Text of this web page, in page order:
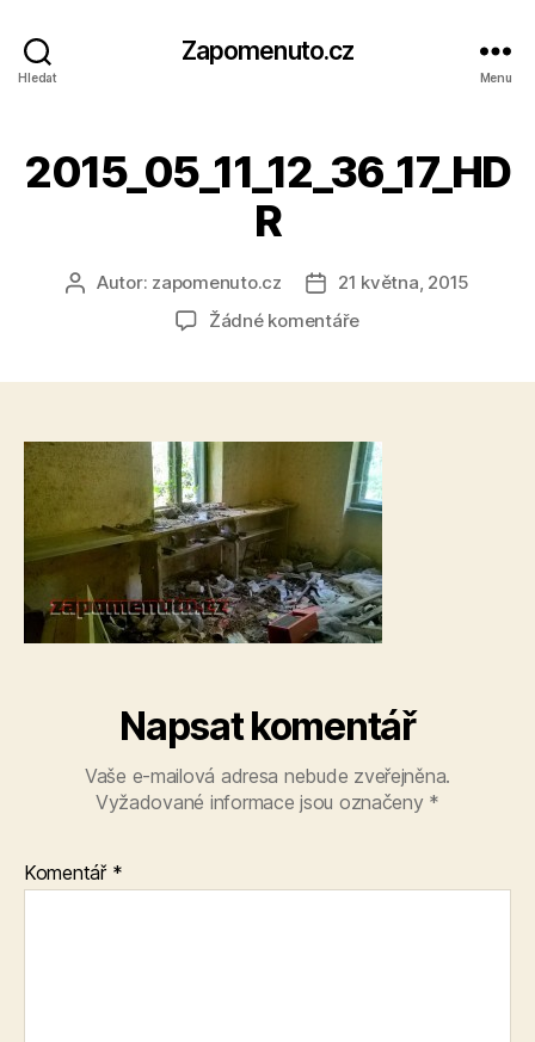
Hledat
Zapomenuto.cz
Menu
2015_05_11_12_36_17_HD
R
AutorAutor: zapomenuto.cz
Datum
příspěvku
21 května, 2015
Žádné komentářeu
Napsat komentář
Vaše e-mailová adresa nebude zveřejněna.
Vyžadované informace jsou označeny *
Komentář *